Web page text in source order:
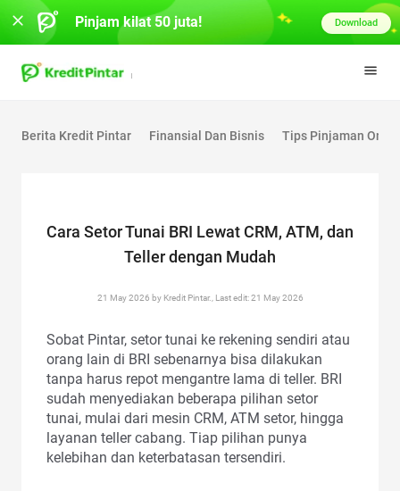
Berita Kredit Pintar Finansial Dan Bisnis Tips Pinjaman
Cara Setor Tunai BRI Lewat CRM, ATM, dan
Teller dengan Mudah
21 May 2026 by Kredit Pintar., Last edit: 21 May 2026
Sobat Pintar, setor tunai ke rekening sendiri atau
orang lain di BRI sebenarnya bisa dilakukan
tanpa harus repot mengantre lama di teller. BRI
sudah menyediakan beberapa pilihan setor
tunai, mulai dari mesin CRM, ATM setor, hingga
layanan teller cabang. Tiap pilihan punya
kelebihan dan keterbatasan tersendiri.
Pinjam kilat 50 juta! Download